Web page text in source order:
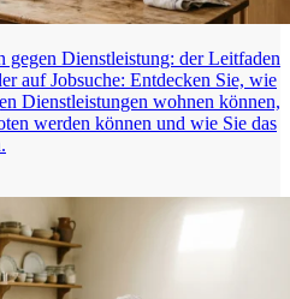
gegen Dienstleistung: der Leitfaden
auf Jobsuche: Entdecken Sie, wie
Dienstleistungen wohnen können,
werden können und wie Sie das